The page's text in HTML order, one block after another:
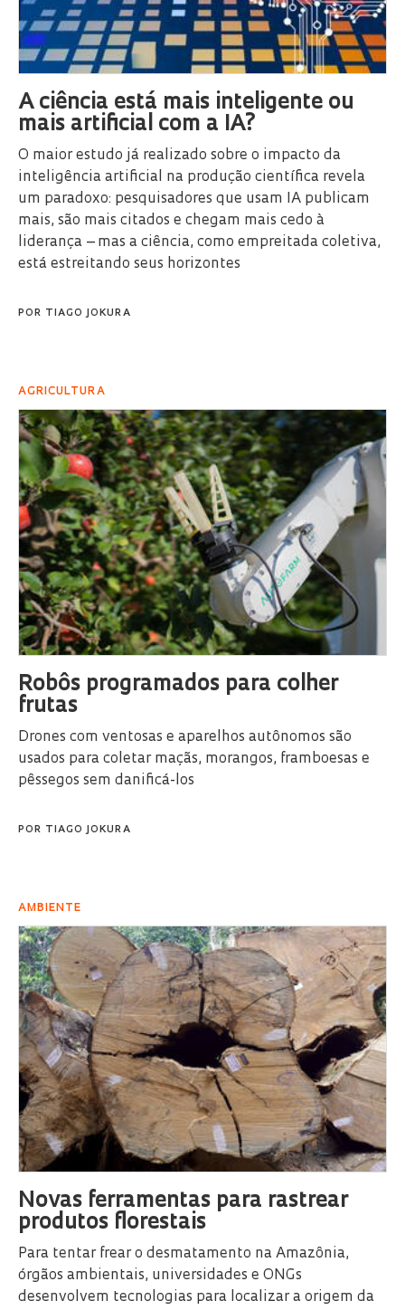
A ciência está mais inteligente ou
mais artificial com a IA?
O maior estudo já realizado sobre o impacto da
inteligência artificial na produção científica revela
um paradoxo: pesquisadores que usam IA publicam
mais, são mais citados e chegam mais cedo à
liderança – mas a ciência, como empreitada coletiva,
está estreitando seus horizontes
POR TIAGO JOKURA
AGRICULTURA
Robôs programados para colher
frutas
Drones com ventosas e aparelhos autônomos são
usados para coletar maçãs, morangos, framboesas e
pêssegos sem danificá-los
POR TIAGO JOKURA
AMBIENTE
Novas ferramentas para rastrear
produtos florestais
Para tentar frear o desmatamento na Amazônia,
órgãos ambientais, universidades e ONGs
desenvolvem tecnologias para localizar a origem da